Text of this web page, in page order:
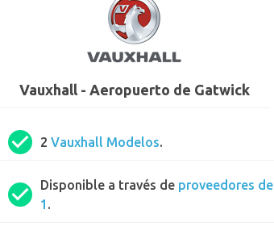
Vauxhall - Aeropuerto de Gatwick
check_circle 2Vauxhall Modelos.
check_circle Disponible a través de proveedores de
1 .